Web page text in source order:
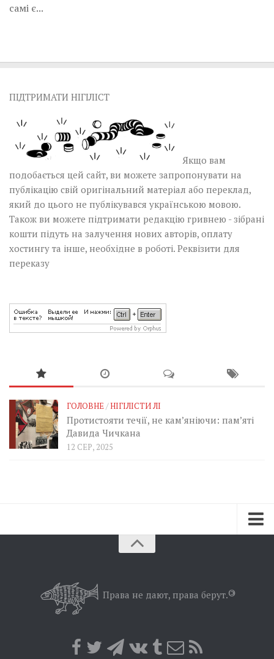
самі є...
ПІДТРИМАТИ НІГІЛІСТ
Якщо вам
подобається цей сайт, ви можете запропонувати на
публікацію свій оригінальний матеріал або переклад,
який до цього не публікувався українською мовою.
Також ви можете підтримати редакцію гривнею - зібрані
кошти підуть на залучення нових авторів, оплату
хостингу та інше, необхідне в роботі. Реквізити для
переказу
ГОЛОВНЕ/НІГІЛІСТИ ЛІ
Протистояти течії, не кам’яніючи: пам’яті
Давида Чичкана
12 СЕР, 2025
Позиція
Права не дают, права берут.©